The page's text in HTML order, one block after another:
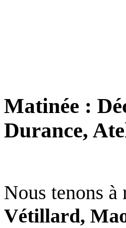
Matinée :
Durance,
Nous tenons
Vétillard,